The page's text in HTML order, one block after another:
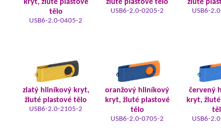
kryt, žluté plastové
tělo
USB6-2.0-0405-2
žluté plastové tělo
USB6-2.0-0205-2
žluté
USB6-
zlatý hliníkový kryt,
žluté plastové tělo
USB6-2.0-2105-2
oranžový hliníkový
kryt, žluté plastové
tělo
USB6-2.0-0705-2
červený
kryt,
USB6-